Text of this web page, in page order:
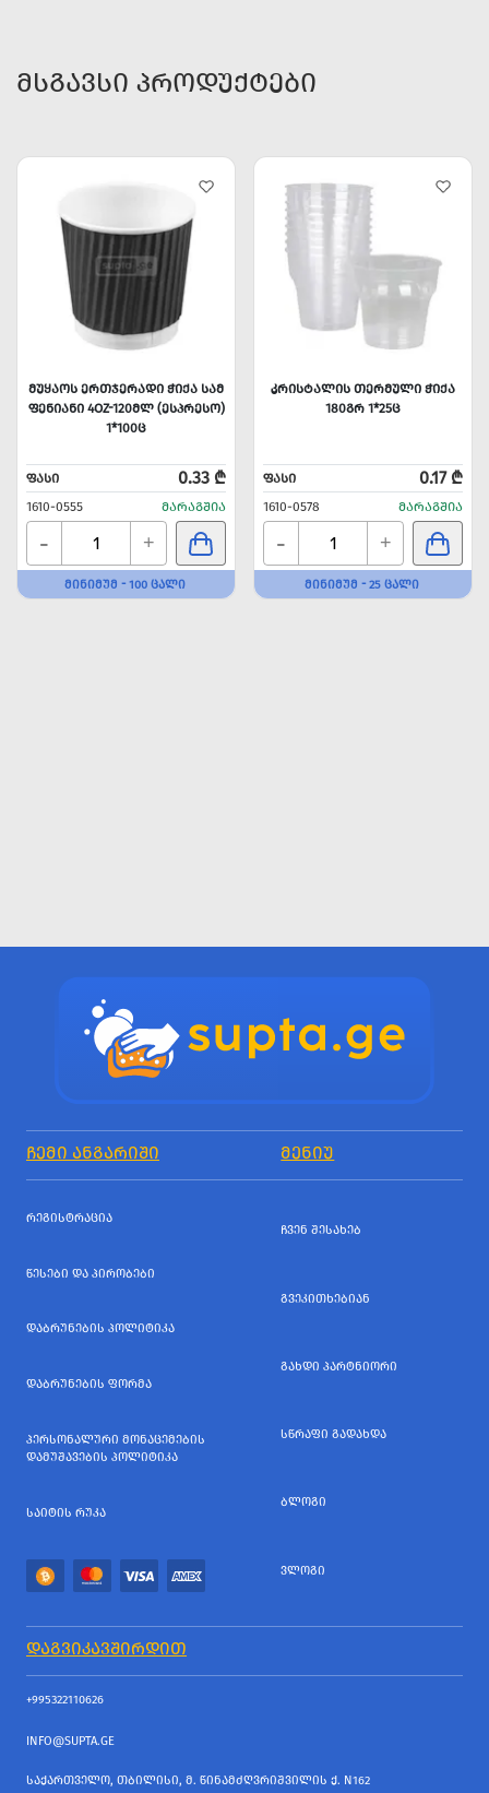
ᲛᲡᲒᲐᲕᲡᲘ ᲞᲠᲝᲓᲣᲥᲢᲔᲑᲘ
ᲛᲣᲧᲐᲝᲡ ᲔᲠᲗᲯᲔᲠᲐᲓᲘ ᲭᲘᲥᲐ ᲡᲐᲛ
ᲤᲔᲜᲘᲐᲜᲘ 4OZ-120ᲛᲚ (ᲔᲡᲞᲠᲔᲡᲝ)
1*100Ც
ᲤᲐᲡᲘ 0.33 ₾
1610-0555 ᲛᲐᲠᲐᲒᲨᲘᲐ
- +
ᲛᲘᲜᲘᲛᲣᲛ - 100 ᲪᲐᲚᲘ
ᲙᲠᲘᲡᲢᲐᲚᲘᲡ ᲗᲔᲠᲛᲣᲚᲘ ᲭᲘᲥᲐ
180ᲒᲠ 1*25Ც
ᲤᲐᲡᲘ 0.17 ₾
1610-0578 ᲛᲐᲠᲐᲒᲨᲘᲐ
- +
ᲛᲘᲜᲘᲛᲣᲛ - 25 ᲪᲐᲚᲘ
ᲩᲔᲛᲘ ᲐᲜᲒᲐᲠᲘᲨᲘ ᲛᲔᲜᲘᲣ
ᲠᲔᲒᲘᲡᲢᲠᲐᲪᲘᲐ
ᲬᲔᲡᲔᲑᲘ ᲓᲐ ᲞᲘᲠᲝᲑᲔᲑᲘ
ᲓᲐᲑᲠᲣᲜᲔᲑᲘᲡ ᲞᲝᲚᲘᲢᲘᲙᲐ
ᲓᲐᲑᲠᲣᲜᲔᲑᲘᲡ ᲤᲝᲠᲛᲐ
ᲞᲔᲠᲡᲝᲜᲐᲚᲣᲠᲘ ᲛᲝᲜᲐᲪᲔᲛᲔᲑᲘᲡ
ᲓᲐᲛᲣᲨᲐᲕᲔᲑᲘᲡ ᲞᲝᲚᲘᲢᲘᲙᲐ
ᲡᲐᲘᲢᲘᲡ ᲠᲣᲙᲐ
ᲩᲕᲔᲜ ᲨᲔᲡᲐᲮᲔᲑ
ᲒᲕᲔᲙᲘᲗᲮᲔᲑᲘᲐᲜ
ᲒᲐᲮᲓᲘ ᲞᲐᲠᲢᲜᲘᲝᲠᲘ
ᲡᲬᲠᲐᲤᲘ ᲒᲐᲓᲐᲮᲓᲐ
ᲑᲚᲝᲒᲘ
ᲕᲚᲝᲒᲘ
ᲓᲐᲒᲕᲘᲙᲐᲕᲨᲘᲠᲓᲘᲗ
+995322110626
INFO@SUPTA.GE
ᲡᲐᲥᲐᲠᲗᲕᲔᲚᲝ, ᲗᲑᲘᲚᲘᲡᲘ, Მ. ᲬᲘᲜᲐᲛᲫᲦᲕᲠᲘᲨᲕᲘᲚᲘᲡ Ქ. N162